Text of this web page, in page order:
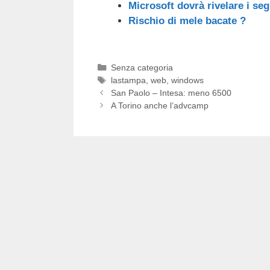
Microsoft dovrà rivelare i
Rischio di mele bacate ?
Categorie
Senza categoria
Tag
lastampa web, windows
San Paolo – Intesa: meno 6500
A Torino anche l’advcamp